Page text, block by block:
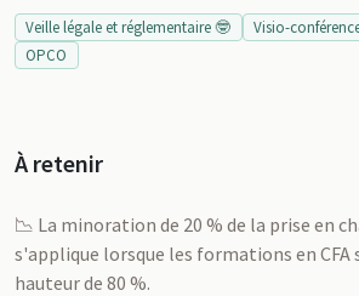
Veille légale et réglementaire 🤓 Visio-
OPCO
À retenir
📉 La minoration de 20 % de la prise en
s'applique lorsque les formations en CFA
hauteur de 80 %.